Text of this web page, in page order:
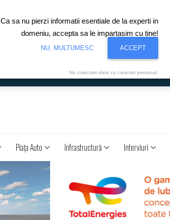
Piaţa Auto Infrastructură Interviuri
Ca sa nu pierzi informatii esentiale de la experti in
domeniu, accepta sa le impartasim cu tine!
NU, MULTUMESC ACCEPT
Nu colectam date cu caracter personal.